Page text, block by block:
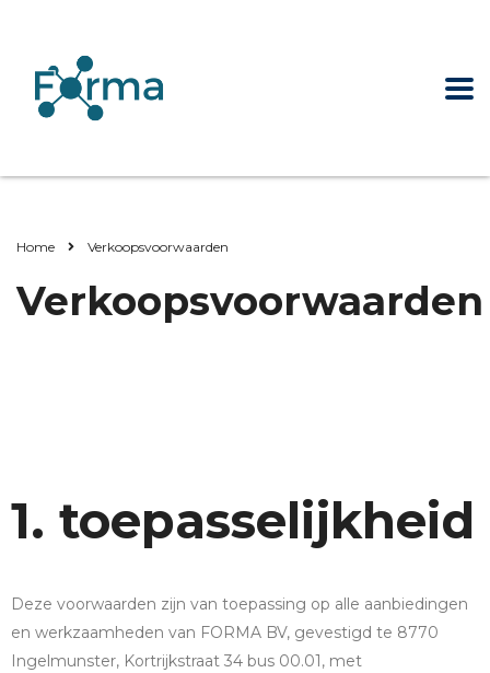
Home Verkoopsvoorwaarden
Verkoopsvoorwaarden
1. toepasselijkheid
Deze voorwaarden zijn van toepassing op alle aanbiedingen
en werkzaamheden van FORMA BV, gevestigd te 8770
Ingelmunster, Kortrijkstraat 34 bus 00.01, met